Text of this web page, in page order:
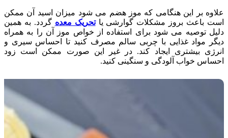
علاوه بر این هنگامی که موز هضم می شود میزان اسید آن ممکن
است باعث بروز مشکلات گوارشی یاتحریک معده گردد. به همین
دلیل توصیه می شود برای استفاده از خواص موز آن را به همراه
دیگر مواد غذایی با چربی سالم مصرف کنید تا احساس سیری و
انرژی بیشتری ایجاد کند. در غیر این صورت ممکن است زود
احساس خواب آلودگی و سنگینی کنید.